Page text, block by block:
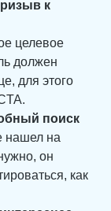
целевое
должен
для этого
поиск
нашел на
он
как